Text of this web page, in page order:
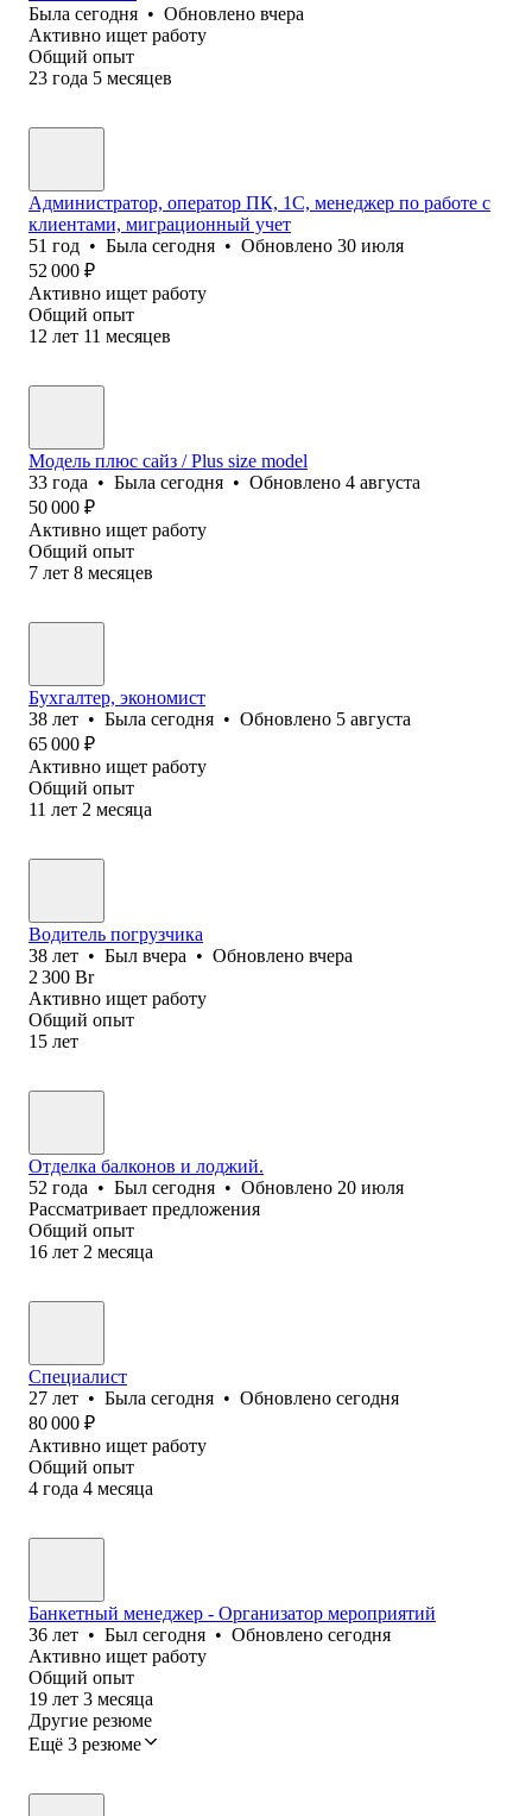
Была сегодня • Обновлено вчера
Активно ищет работу
Общий опыт
23 года 5 месяцев
Администратор, оператор ПК, 1С, менеджер по работе с
клиентами, миграционный учет
51 год • Была сегодня • Обновлено 30 июля
52 000 ₽
Активно ищет работу
Общий опыт
12 лет 11 месяцев
Модель плюс сайз / Plus size model
33 года • Была сегодня • Обновлено 4 августа
50 000 ₽
Активно ищет работу
Общий опыт
7 лет 8 месяцев
Бухгалтер, экономист
38 лет • Была сегодня • Обновлено 5 августа
65 000 ₽
Активно ищет работу
Общий опыт
11 лет 2 месяца
Водитель погрузчика
38 лет • Был вчера • Обновлено вчера
2 300 Br
Активно ищет работу
Общий опыт
15 лет
Отделка балконов и лоджий.
52 года • Был сегодня • Обновлено 20 июля
Рассматривает предложения
Общий опыт
16 лет 2 месяца
Специалист
27 лет • Была сегодня • Обновлено сегодня
80 000 ₽
Активно ищет работу
Общий опыт
4 года 4 месяца
Банкетный менеджер - Организатор мероприятий
36 лет • Был сегодня • Обновлено сегодня
Активно ищет работу
Общий опыт
19 лет 3 месяца
Другие резюме
Ещё 3 резюме